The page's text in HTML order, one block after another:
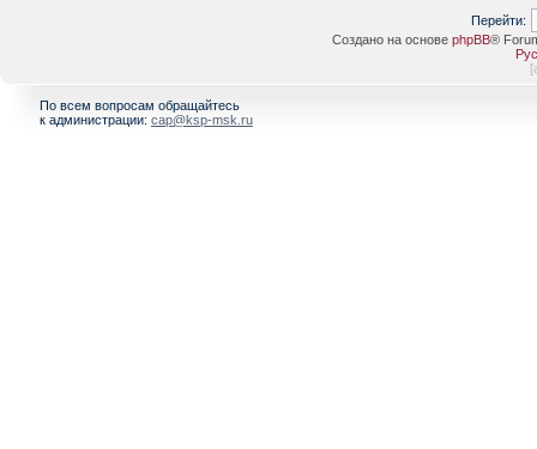
Перейти:
Создано на основе phpBB®
[
По всем вопросам обращайтесь
к администрации: cap@ksp-msk.ru